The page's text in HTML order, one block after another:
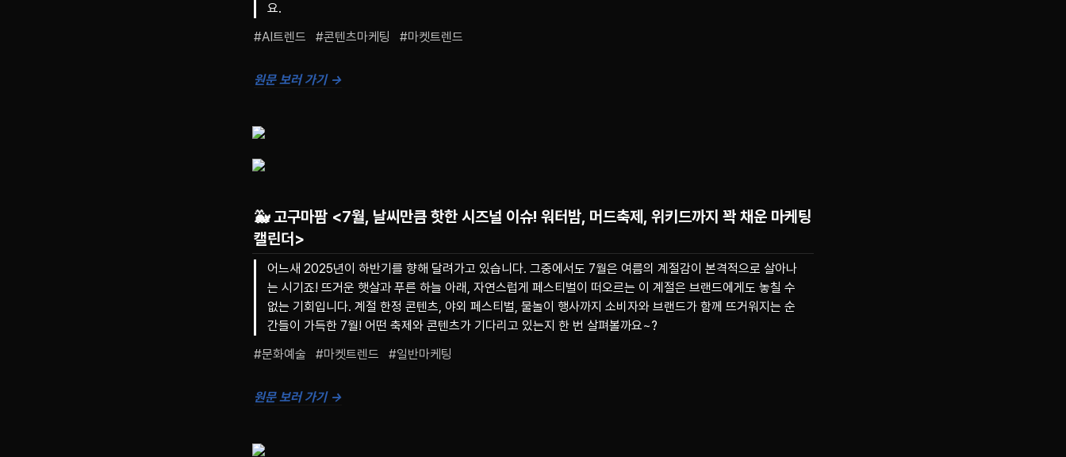
요.
#AI트렌드   #콘텐츠마케팅   #마켓트렌드
원문 보러 가기 →
🐳고구마팜 <7월, 날씨만큼 핫한 시즈널 이슈! 워터밤, 머드축제, 위키드까지 꽉 채운 마케팅
캘린더>
어느새 2025년이 하반기를 향해 달려가고 있습니다. 그중에서도 7월은 여름의 계절감이 본격적으로 살아나
는 시기죠! 뜨거운 햇살과 푸른 하늘 아래, 자연스럽게 페스티벌이 떠오르는 이 계절은 브랜드에게도 놓칠 수
없는 기회입니다. 계절 한정 콘텐츠, 야외 페스티벌, 물놀이 행사까지 소비자와 브랜드가 함께 뜨거워지는 순
간들이 가득한 7월! 어떤 축제와 콘텐츠가 기다리고 있는지 한 번 살펴볼까요~?
#문화예술   #마켓트렌드   #일반마케팅
원문 보러 가기 →